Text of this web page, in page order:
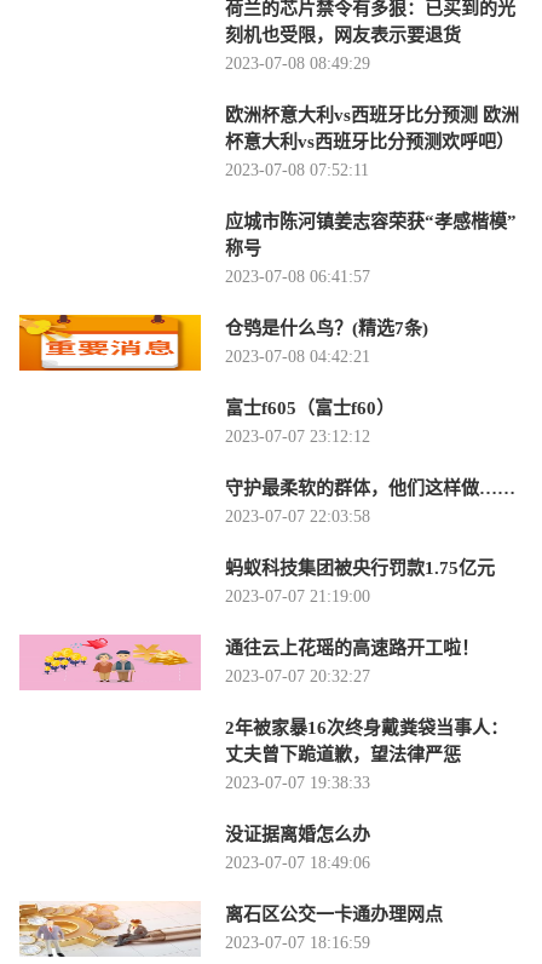
荷兰的芯片禁令有多狠：已买到的光
刻机也受限，网友表示要退货
2023-07-08 08:49:29
欧洲杯意大利vs西班牙比分预测 欧洲
杯意大利vs西班牙比分预测欢呼吧）
2023-07-08 07:52:11
应城市陈河镇姜志容荣获“孝感楷模”
称号
2023-07-08 06:41:57
仓鸮是什么鸟？(精选7条)
2023-07-08 04:42:21
富士f605（富士f60）
2023-07-07 23:12:12
守护最柔软的群体，他们这样做……
2023-07-07 22:03:58
蚂蚁科技集团被央行罚款1.75亿元
2023-07-07 21:19:00
通往云上花瑶的高速路开工啦！
2023-07-07 20:32:27
2年被家暴16次终身戴粪袋当事人：
丈夫曾下跪道歉，望法律严惩
2023-07-07 19:38:33
没证据离婚怎么办
2023-07-07 18:49:06
离石区公交一卡通办理网点
2023-07-07 18:16:59